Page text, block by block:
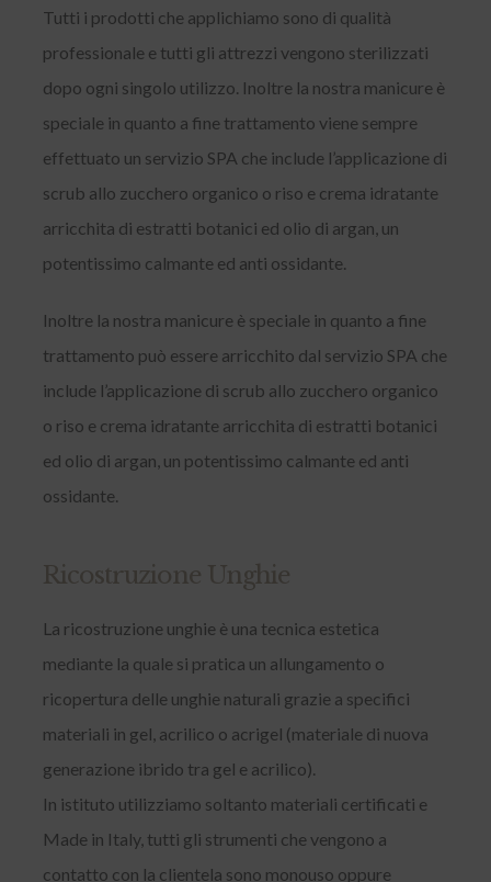
Tutti i prodotti che applichiamo sono di qualità
professionale e tutti gli attrezzi vengono sterilizzati
dopo ogni singolo utilizzo. Inoltre la nostra manicure è
speciale in quanto a fine trattamento viene sempre
effettuato un servizio SPA che include l’applicazione di
scrub allo zucchero organico o riso e crema idratante
arricchita di estratti botanici ed olio di argan, un
potentissimo calmante ed anti ossidante.
Inoltre la nostra manicure è speciale in quanto a fine
trattamento può essere arricchito dal servizio SPA che
include l’applicazione di scrub allo zucchero organico
o riso e crema idratante arricchita di estratti botanici
ed olio di argan, un potentissimo calmante ed anti
ossidante.
Ricostruzione Unghie
La ricostruzione unghie è una tecnica estetica
mediante la quale si pratica un allungamento o
ricopertura delle unghie naturali grazie a specifici
materiali in gel, acrilico o acrigel (materiale di nuova
generazione ibrido tra gel e acrilico).
In istituto utilizziamo soltanto materiali certificati e
Made in Italy, tutti gli strumenti che vengono a
contatto con la clientela sono monouso oppure